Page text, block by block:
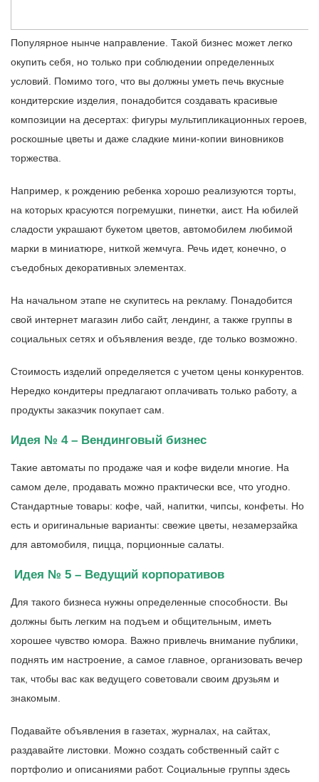
Популярное нынче направление. Такой бизнес может легко
окупить себя, но только при соблюдении определенных
условий. Помимо того, что вы должны уметь печь вкусные
кондитерские изделия, понадобится создавать красивые
композиции на десертах: фигуры мультипликационных героев,
роскошные цветы и даже сладкие мини-копии виновников
торжества.
Например, к рождению ребенка хорошо реализуются торты,
на которых красуются погремушки, пинетки, аист. На юбилей
сладости украшают букетом цветов, автомобилем любимой
марки в миниатюре, ниткой жемчуга. Речь идет, конечно, о
съедобных декоративных элементах.
На начальном этапе не скупитесь на рекламу. Понадобится
свой интернет магазин либо сайт, лендинг, а также группы в
социальных сетях и объявления везде, где только возможно.
Стоимость изделий определяется с учетом цены конкурентов.
Нередко кондитеры предлагают оплачивать только работу, а
продукты заказчик покупает сам.
Идея № 4 – Вендинговый бизнес
Такие автоматы по продаже чая и кофе видели многие. На
самом деле, продавать можно практически все, что угодно.
Стандартные товары: кофе, чай, напитки, чипсы, конфеты. Но
есть и оригинальные варианты: свежие цветы, незамерзайка
для автомобиля, пицца, порционные салаты.
Идея № 5 – Ведущий корпоративов
Для такого бизнеса нужны определенные способности. Вы
должны быть легким на подъем и общительным, иметь
хорошее чувство юмора. Важно привлечь внимание публики,
поднять им настроение, а самое главное, организовать вечер
так, чтобы вас как ведущего советовали своим друзьям и
знакомым.
Подавайте объявления в газетах, журналах, на сайтах,
раздавайте листовки. Можно создать собственный сайт с
портфолио и описаниями работ. Социальные группы здесь